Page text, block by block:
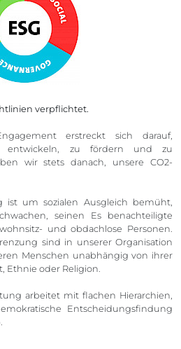
verpflichtet.
erstreckt sich darauf,
entwickeln, zu fördern und zu
wir stets danach, unsere CO2-
ist um sozialen Ausgleich bemüht,
seinen Es benachteiligte
und obdachlose Personen.
sind in unserer Organisation
Menschen unabhängig von ihrer
Ethnie oder Religion.
arbeitet mit flachen Hierarchien,
Entscheidungsfindung